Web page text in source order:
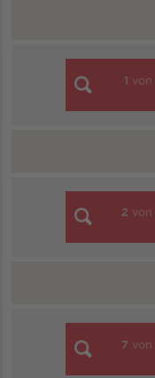
1 von
2 von
7 von